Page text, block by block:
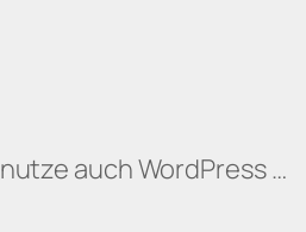
auch WordPress …